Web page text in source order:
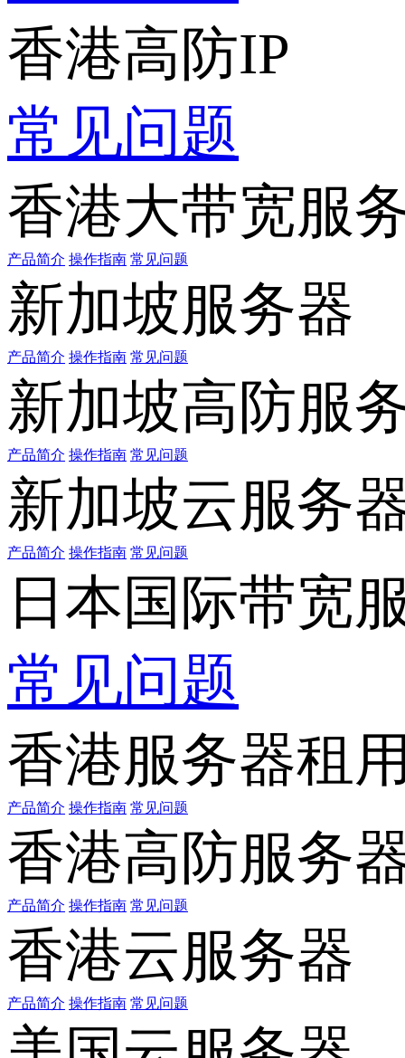
香港高防IP
常见问题
香港大带宽服
产品简介 操作指南 常见问题
新加坡服务器
产品简介 操作指南 常见问题
新加坡高防服
产品简介 操作指南 常见问题
新加坡云服务
产品简介 操作指南 常见问题
日本国际带宽
常见问题
香港服务器租
产品简介 操作指南 常见问题
香港高防服务
产品简介 操作指南 常见问题
香港云服务器
产品简介 操作指南 常见问题